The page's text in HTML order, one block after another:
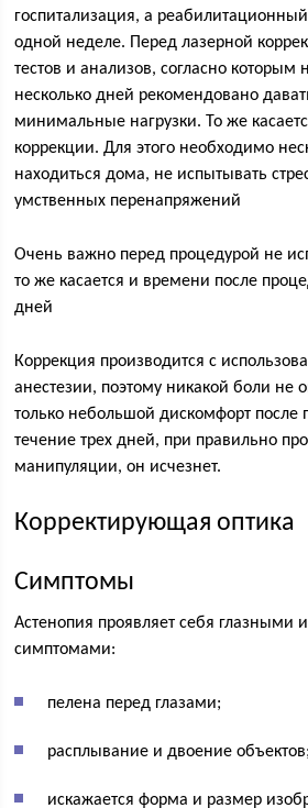
госпитализация, а
одной неделе. Перед лазерной
тестов и анализов, согласно которым
несколько дней рекомендовано
минимальные нагрузки. То же
коррекции. Для этого необходимо
находиться дома, не испытывать
умственных перенапряжений
Очень важно перед процедурой не
то же касается и времени после
дней
Коррекция производится с
анестезии, поэтому никакой боли не
только небольшой дискомфорт после
течение трех дней, при правильно
манипуляции, он исчезнет.
Корректирующая оптика
Симптомы
Астенопия проявляет себя глазными
симптомами:
пелена перед глазами;
расплывание и двоение объектов;
искажается форма и размер